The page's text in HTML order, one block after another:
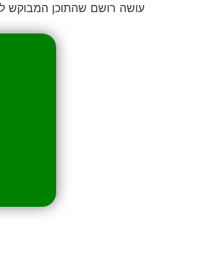
עושה רושם שהתוכן המבוקש